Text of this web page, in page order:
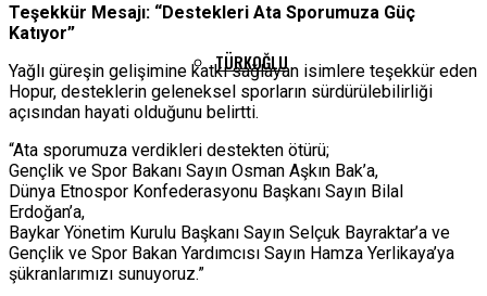
TÜRKOĞLU
Teşekkür Mesajı: “Destekleri Ata Sporumuza Güç
Katıyor”
Yağlı güreşin gelişimine katkı sağlayan isimlere teşekkür eden
Hopur, desteklerin geleneksel sporların sürdürülebilirliği
açısından hayati olduğunu belirtti.
“Ata sporumuza verdikleri destekten ötürü;
Gençlik ve Spor Bakanı Sayın Osman Aşkın Bak’a,
Dünya Etnospor Konfederasyonu Başkanı Sayın Bilal
Erdoğan’a,
Baykar Yönetim Kurulu Başkanı Sayın Selçuk Bayraktar’a ve
Gençlik ve Spor Bakan Yardımcısı Sayın Hamza Yerlikaya’ya
şükranlarımızı sunuyoruz.”